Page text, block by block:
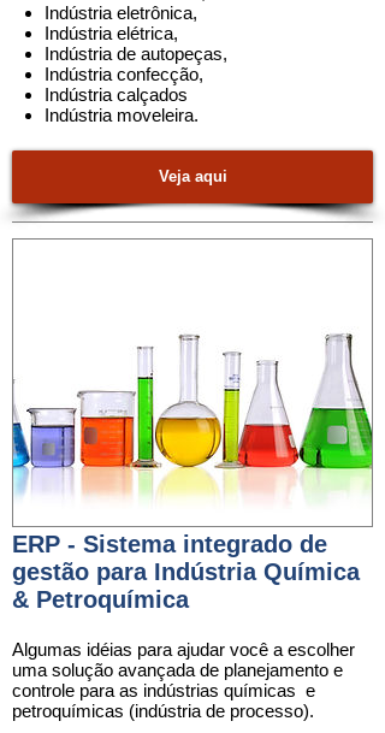
Indústria eletrônica,
Indústria elétrica,
Indústria de autopeças,
Indústria confecção,
Indústria calçados
Indústria moveleira.
Veja aqui
ERP - Sistema integrado de
gestão para Indústria Química
& Petroquímica
Algumas idéias para ajudar você a escolher
uma solução avançada de planejamento e
controle para as indústrias químicas e
petroquímicas (indústria de processo).